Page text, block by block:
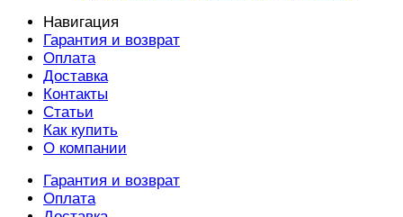
Навигация
Гарантия и возврат
Оплата
Доставка
Контакты
Статьи
Как купить
О компании
Гарантия и возврат
Оплата